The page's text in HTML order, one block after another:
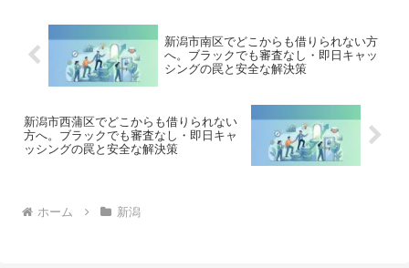
新潟市南区でどこからも借りられない方
へ。ブラックでも審査なし・即日キャッ
シングの罠と安全な解決策
新潟市西蒲区でどこからも借りられない
方へ。ブラックでも審査なし・即日キャ
ッシングの罠と安全な解決策
ホーム 新潟